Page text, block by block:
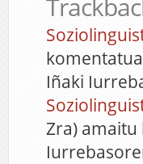
Iñaki
Zra)